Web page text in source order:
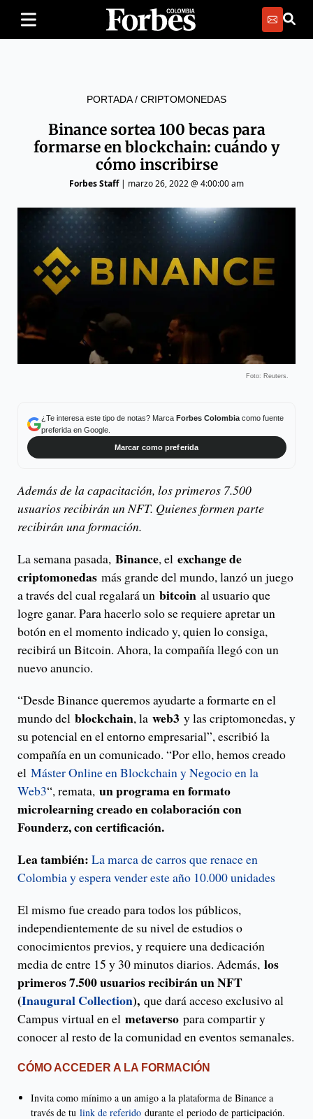
PORTADA/ CRIPTOMONEDAS
Binance sortea 100 becas para
formarse en blockchain: cuándo y
cómo inscribirse
Forbes Staff| marzo 26, 2022 @ 4:00:00 am
Foto: Reuters.
¿Te interesa este tipo de notas? Marca Forbes Colombiacomo fuente
preferida en Google.
Marcar como preferida
Además de la capacitación, los primeros 7.500
usuarios recibirán un NFT. Quienes formen parte
recibirán una formación.
La semana pasada, Binance, el exchange de
criptomonedas más grande del mundo, lanzó un juego
a través del cual regalará un bitcoin al usuario que
logre ganar. Para hacerlo solo se requiere apretar un
botón en el momento indicado y, quien lo consiga,
recibirá un Bitcoin. Ahora, la compañía llegó con un
nuevo anuncio.
“Desde Binance queremos ayudarte a formarte en el
mundo del blockchain, la web3 y las criptomonedas, y
su potencial en el entorno empresarial”, escribió la
compañía en un comunicado. “Por ello, hemos creado
el Máster Online en Blockchain y Negocio en la
Web3“, remata, un programa en formato
microlearning creado en colaboración con
Founderz, con certificación.
Lea también: La marca de carros que renace en
Colombia y espera vender este año 10.000 unidades
El mismo fue creado para todos los públicos,
independientemente de su nivel de estudios o
conocimientos previos, y requiere una dedicación
media de entre 15 y 30 minutos diarios. Además, los
primeros 7.500 usuarios recibirán un NFT
(Inaugural Collection), que dará acceso exclusivo al
Campus virtual en el metaverso para compartir y
conocer al resto de la comunidad en eventos semanales.
CÓMO ACCEDER A LA FORMACIÓN
Invita como mínimo a un amigo a la plataforma de Binance a
través de tu link de referido durante el periodo de participación.